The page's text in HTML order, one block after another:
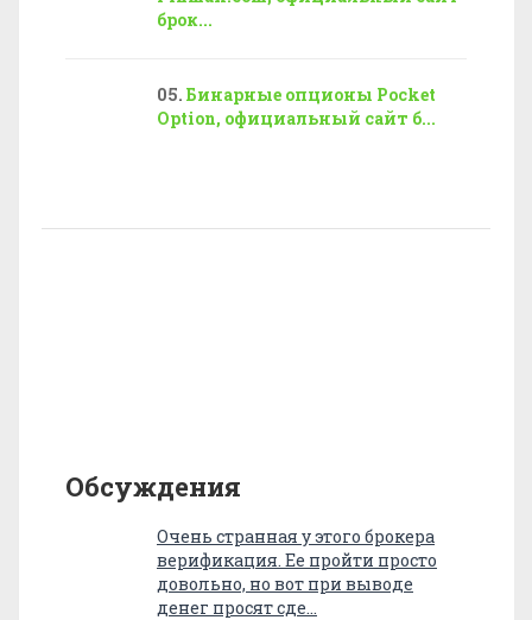
брок...
Бинарные опционы Pocket
Option, официальный сайт б...
Обсуждения
Очень странная у этого брокера
верификация. Ее пройти просто
довольно, но вот при выводе
денег просят сде…